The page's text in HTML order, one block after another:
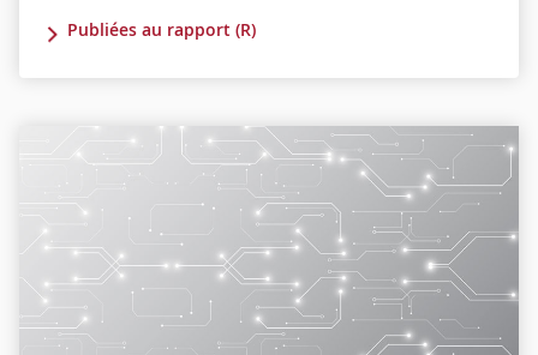
Publiées au rapport (R)